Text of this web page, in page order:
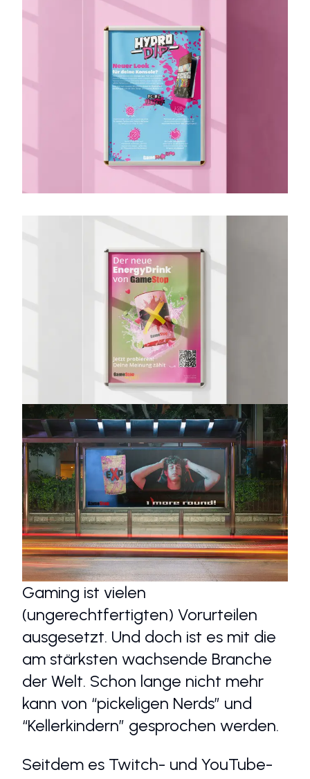
Gaming ist vielen
(ungerechtfertigten) Vorurteilen
ausgesetzt. Und doch ist es mit die
am stärksten wachsende Branche
der Welt. Schon lange nicht mehr
kann von “pickeligen Nerds” und
“Kellerkindern” gesprochen werden.
Seitdem es Twitch- und YouTube-